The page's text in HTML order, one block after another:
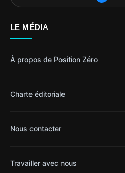
LE MÉDIA
À propos de Position Zéro
Charte éditoriale
Nous contacter
Travailler avec nous